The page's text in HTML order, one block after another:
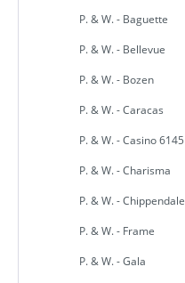
P. & W. - Baguette
P. & W. - Bellevue
P. & W. - Bozen
P. & W. - Caracas
P. & W. - Casino 6145
P. & W. - Charisma
P. & W. - Chippendale
P. & W. - Frame
P. & W. - Gala